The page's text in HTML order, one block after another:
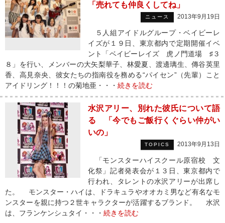
「売れても仲良くしてね」
ニュース 2013年9月19日
５人組アイドルグループ・ベイビーレ
イズが１９日、東京都内で定期開催イベ
ント「ベイビーレイズ 虎ノ門道場 ♯３
８」を行い、メンバーの大矢梨華子、林愛夏、渡邊璃生、傳谷英里
香、高見奈央、彼女たちの指南役を務める“パイセン”（先輩）こと
アイドリング！！！の菊地亜・・・ 続きを読む
水沢アリー、別れた彼氏について語
る 「今でもご飯行くぐらい仲がい
いの」
TOPICS 2013年9月13日
「モンスターハイスクール原宿校 文
化祭」記者発表会が１３日、東京都内で
行われ、タレントの水沢アリーが出席し
た。 モンスター・ハイは、ドラキュラやオオカミ男など有名なモ
ンスターを親に持つ２世キャラクターが活躍するブランド。 水沢
は、フランケンシュタイ・・・ 続きを読む